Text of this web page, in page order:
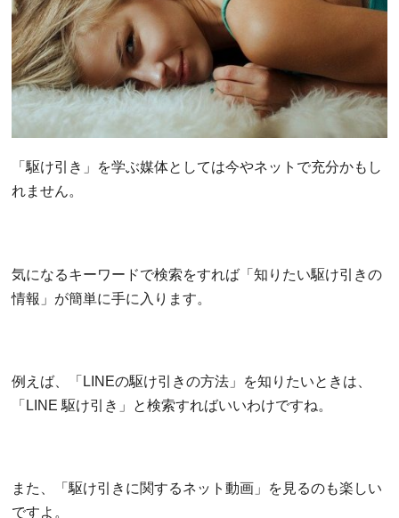
「駆け引き」を学ぶ媒体としては今やネットで充分かもし
れません。
気になるキーワードで検索をすれば「知りたい駆け引きの
情報」が簡単に手に入ります。
例えば、「LINEの駆け引きの方法」を知りたいときは、
「LINE 駆け引き」と検索すればいいわけですね。
また、「駆け引きに関するネット動画」を見るのも楽しい
ですよ。